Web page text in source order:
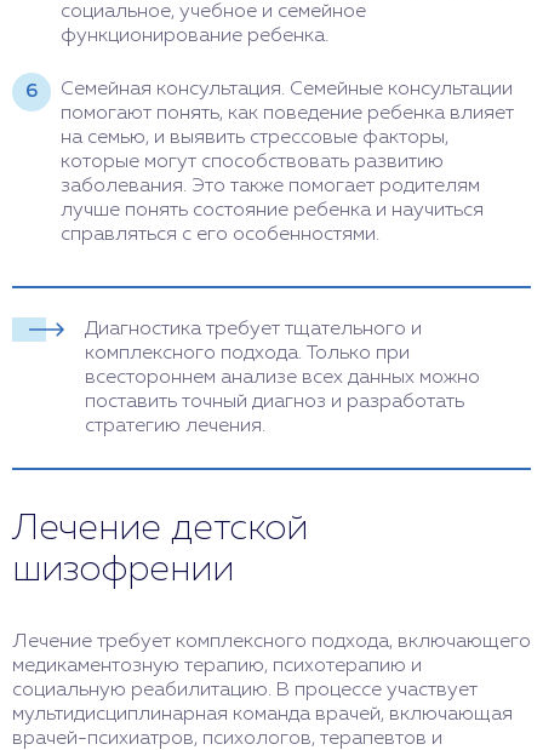
социальное, учебное и семейное
функционирование ребенка.
Семейная консультация. Семейные консультации
помогают понять, как поведение ребенка влияет
на семью, и выявить стрессовые факторы,
которые могут способствовать развитию
заболевания. Это также помогает родителям
лучше понять состояние ребенка и научиться
справляться с его особенностями.
Диагностика требует тщательного и
комплексного подхода. Только при
всестороннем анализе всех данных можно
поставить точный диагноз и разработать
стратегию лечения.
Лечение детской
шизофрении
Лечение требует комплексного подхода, включающего
медикаментозную терапию, психотерапию и
социальную реабилитацию. В процессе участвует
мультидисциплинарная команда врачей, включающая
врачей-психиатров, психологов, терапевтов и